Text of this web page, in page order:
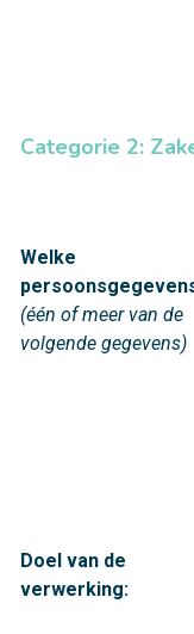
Categorie 2:
Welke
(één of meer van de
volgende gegevens)
Doel van de
verwerking: